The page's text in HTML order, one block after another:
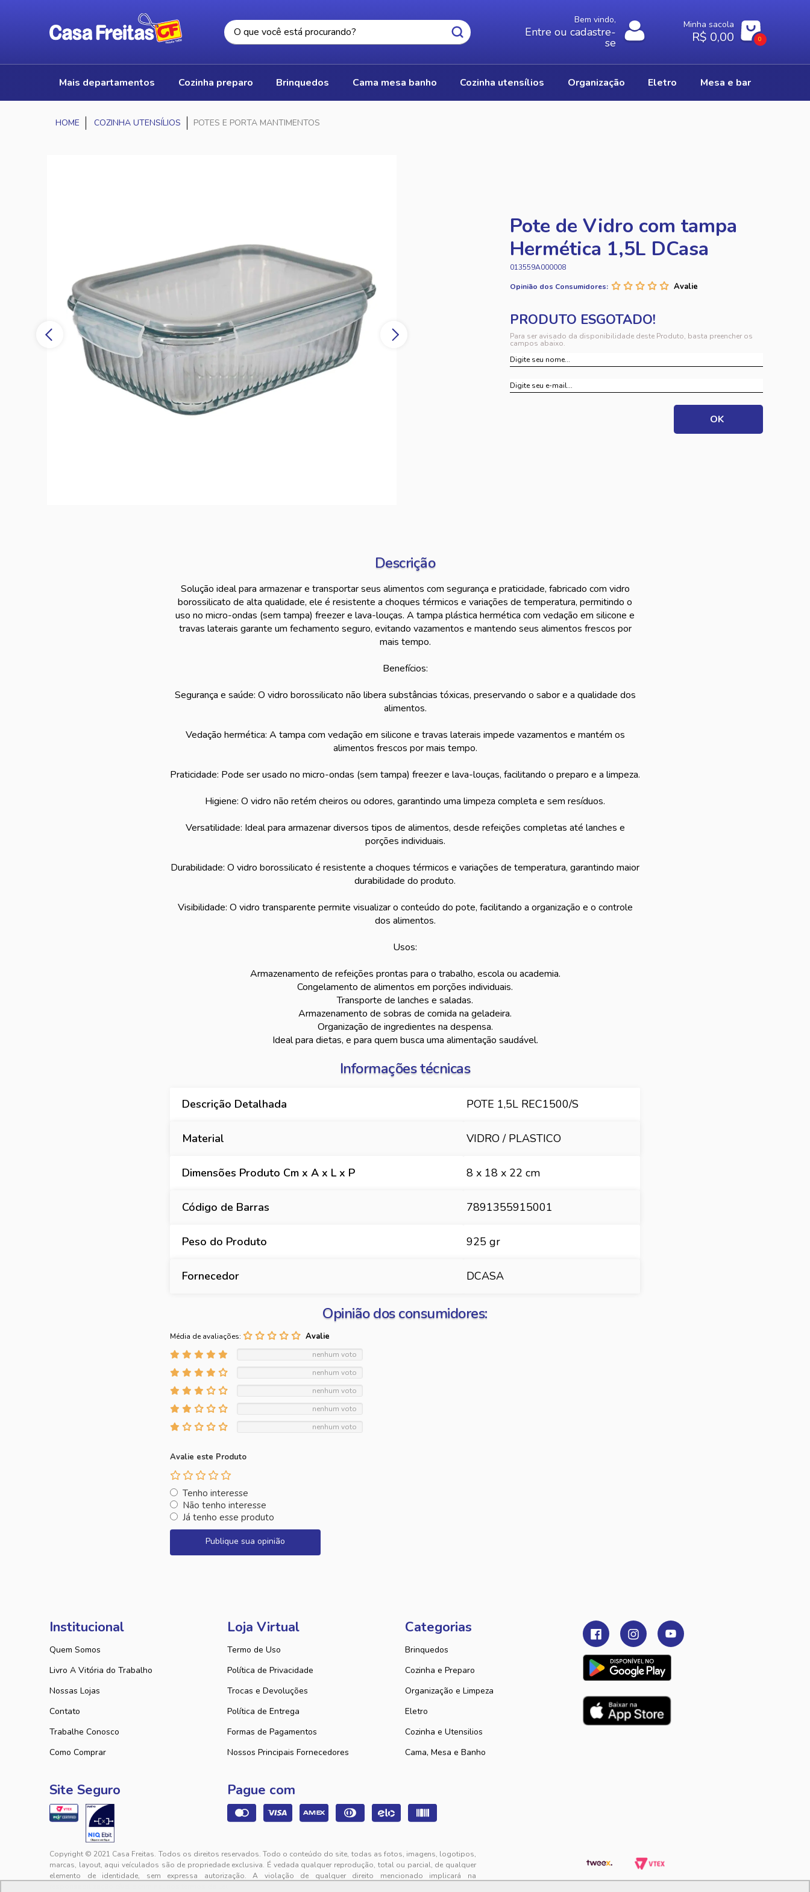
Bem vindo,
Entre ou cadastre-
se
Minha sacola
R$ 0,00 0
mais departamentos cozinha preparo brinquedos cama mesa banho cozinha utensílios organização eletro mesa e bar
COZINHA UTENSÍLIOS POTES E PORTA MANTIMENTOS
Pote de Vidro com tampa
Hermética 1,5L DCasa
013559A000008
Opinião dos Consumidores:
Para ser avisado da disponibilidade deste Produto, basta preencher os
campos abaixo.
Descrição
Solução ideal para armazenar e transportar seus alimentos com segurança e praticidade, fabricado com vidro
borossilicato de alta qualidade, ele é resistente a choques térmicos e variações de temperatura, permitindo o
uso no micro-ondas (sem tampa) freezer e lava-louças. A tampa plástica hermética com vedação em silicone e
travas laterais garante um fechamento seguro, evitando vazamentos e mantendo seus alimentos frescos por
mais tempo.
Benefícios:
Segurança e saúde: O vidro borossilicato não libera substâncias tóxicas, preservando o sabor e a qualidade dos
alimentos.
Vedação hermética: A tampa com vedação em silicone e travas laterais impede vazamentos e mantém os
alimentos frescos por mais tempo.
Praticidade: Pode ser usado no micro-ondas (sem tampa) freezer e lava-louças, facilitando o preparo e a limpeza.
Higiene: O vidro não retém cheiros ou odores, garantindo uma limpeza completa e sem resíduos.
Versatilidade: Ideal para armazenar diversos tipos de alimentos, desde refeições completas até lanches e
porções individuais.
Durabilidade: O vidro borossilicato é resistente a choques térmicos e variações de temperatura, garantindo maior
durabilidade do produto.
Visibilidade: O vidro transparente permite visualizar o conteúdo do pote, facilitando a organização e o controle
dos alimentos.
Usos:
Armazenamento de refeições prontas para o trabalho, escola ou academia.
Congelamento de alimentos em porções individuais.
Transporte de lanches e saladas.
Armazenamento de sobras de comida na geladeira.
Organização de ingredientes na despensa.
Ideal para dietas, e para quem busca uma alimentação saudável.
Informações técnicas
Descrição Detalhada POTE 1,5L REC1500/S
Material VIDRO / PLASTICO
Dimensões Produto Cm x A x L x P 8 x 18 x 22 cm
Código de Barras 7891355915001
Peso do Produto 925 gr
Fornecedor DCASA
Opinião dos consumidores:
Média de avaliações:
nenhum voto
nenhum voto
nenhum voto
nenhum voto
nenhum voto
Avalie este Produto
Tenho interesse
Não tenho interesse
Já tenho esse produto
Publique sua opinião
Institucional
Quem Somos
Livro A Vitória do Trabalho
Nossas Lojas
Contato
Trabalhe Conosco
Como Comprar
Loja Virtual
Termo de Uso
Política de Privacidade
Trocas e Devoluções
Política de Entrega
Formas de Pagamentos
Nossos Principais Fornecedores
Categorias
Brinquedos
Cozinha e Preparo
Organização e Limpeza
Eletro
Cozinha e Utensilios
Cama, Mesa e Banho
Site Seguro Pague com
Copyright © 2021 Casa Freitas. Todos os direitos reservados. Todo o conteúdo do site, todas as fotos, imagens, logotipos,
marcas, layout, aqui veículados são de propriedade exclusiva. É vedada qualquer reprodução, total ou parcial, de qualquer
elemento de identidade, sem expressa autorização. A violação de qualquer direito mencionado implicará na